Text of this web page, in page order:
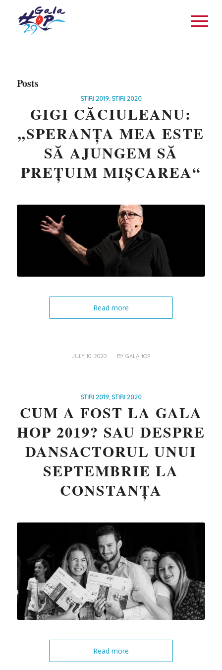
Posts
STIRI 2019, STIRI 2020
GIGI CĂCIULEANU:
„SPERANȚA MEA ESTE
SĂ AJUNGEM SĂ
PREȚUIM MIȘCAREA“
Read more
JULY 10, 2020
/ BYGALAHOP
STIRI 2019, STIRI 2020
CUM A FOST LA GALA
HOP 2019? SAU DESPRE
DANSACTORUL UNUI
SEPTEMBRIE LA
CONSTANȚA
Read more